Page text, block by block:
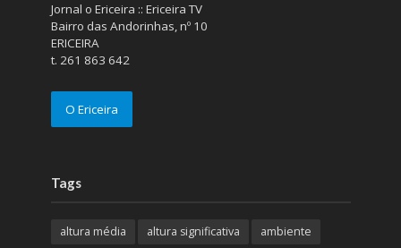
Jornal o Ericeira :: Ericeira TV
Bairro das Andorinhas, nº 10
ERICEIRA
t. 261 863 642
O Ericeira
Tags
altura média altura significativa
ambiente